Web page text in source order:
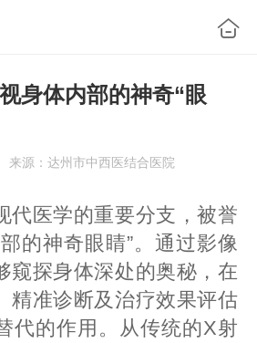
身体内部的神奇“眼
来源：达州市中西医结合医院
代医学的重要分支，被誉
的神奇眼睛”。通过影像
窥探身体深处的奥秘，在
精准诊断及治疗效果评估
代的作用。从传统的X射